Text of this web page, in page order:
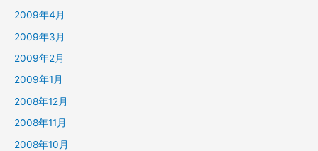
2009年4月
2009年3月
2009年2月
2009年1月
2008年12月
2008年11月
2008年10月